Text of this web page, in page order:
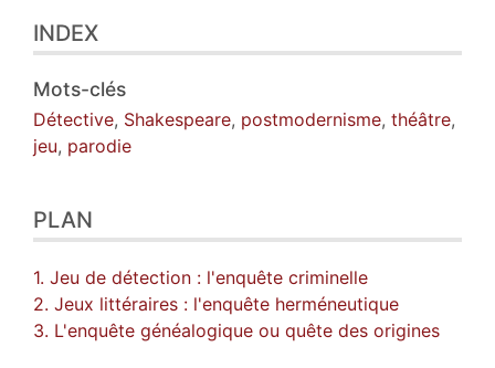
INDEX
Mots-clés
Détective, Shakespeare, postmodernisme, théâtre,
jeu, parodie
PLAN
1. Jeu de détection : l'enquête criminelle
2. Jeux littéraires : l'enquête herméneutique
3. L'enquête généalogique ou quête des origines